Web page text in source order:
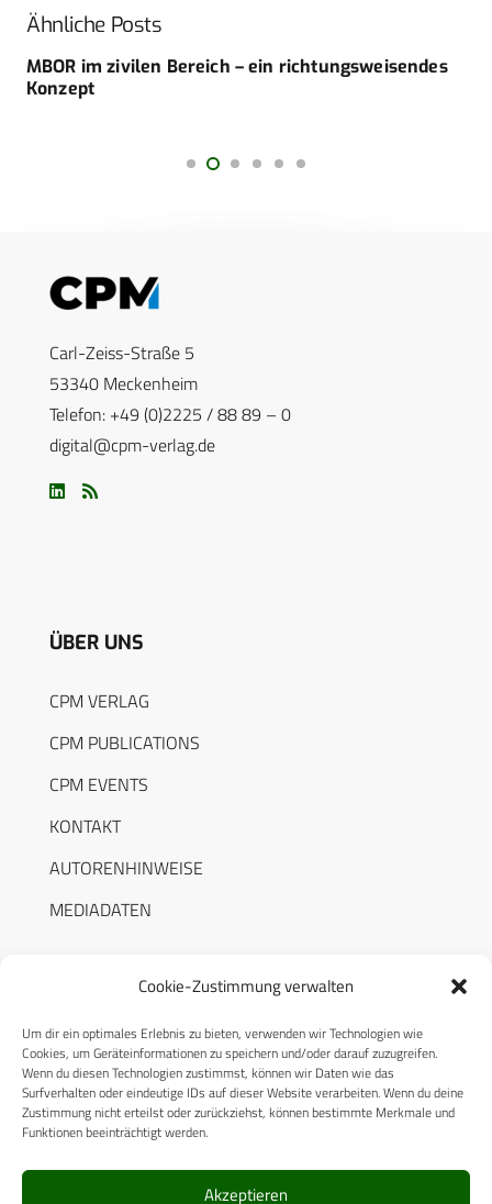
Cookie-Zustimmung verwalten
Um dir ein optimales Erlebnis zu bieten, verwenden wir Technologien wie
Cookies, um Geräteinformationen zu speichern und/oder darauf zuzugreifen.
Wenn du diesen Technologien zustimmst, können wir Daten wie das
Surfverhalten oder eindeutige IDs auf dieser Website verarbeiten. Wenn du deine
Zustimmung nicht erteilst oder zurückziehst, können bestimmte Merkmale und
Funktionen beeinträchtigt werden.
Akzeptieren
Ähnliche Posts
MBOR im zivilen Bereich – ein richtungsweisendes
Konzept
Carl-Zeiss-Straße 5
53340 Meckenheim
Telefon: +49 (0)2225 / 88 89 – 0
digital@cpm-verlag.de
ÜBER UNS
CPM VERLAG
CPM PUBLICATIONS
CPM EVENTS
KONTAKT
AUTORENHINWEISE
MEDIADATEN
RECHTLICHES
Datenschutzerklärung
Cookie-Richtlinie (EU)